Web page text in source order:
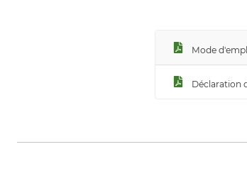
Mode
Déclaration